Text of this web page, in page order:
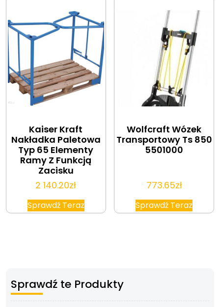
Kaiser Kraft
Nakładka Paletowa
Typ 65 Elementy
Ramy Z Funkcją
Zacisku
2 140.20zł
Sprawdź Teraz
Wolfcraft Wózek
Transportowy Ts 850
5501000
773.65zł
Sprawdź Teraz
Sprawdź te Produkty